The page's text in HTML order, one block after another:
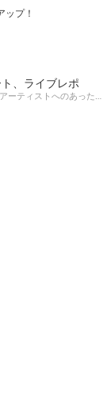
ップ！
、ライブレポ
みんなの大好きなアーティストへのあったかぁ～い思いをツイッターレポートに保存！